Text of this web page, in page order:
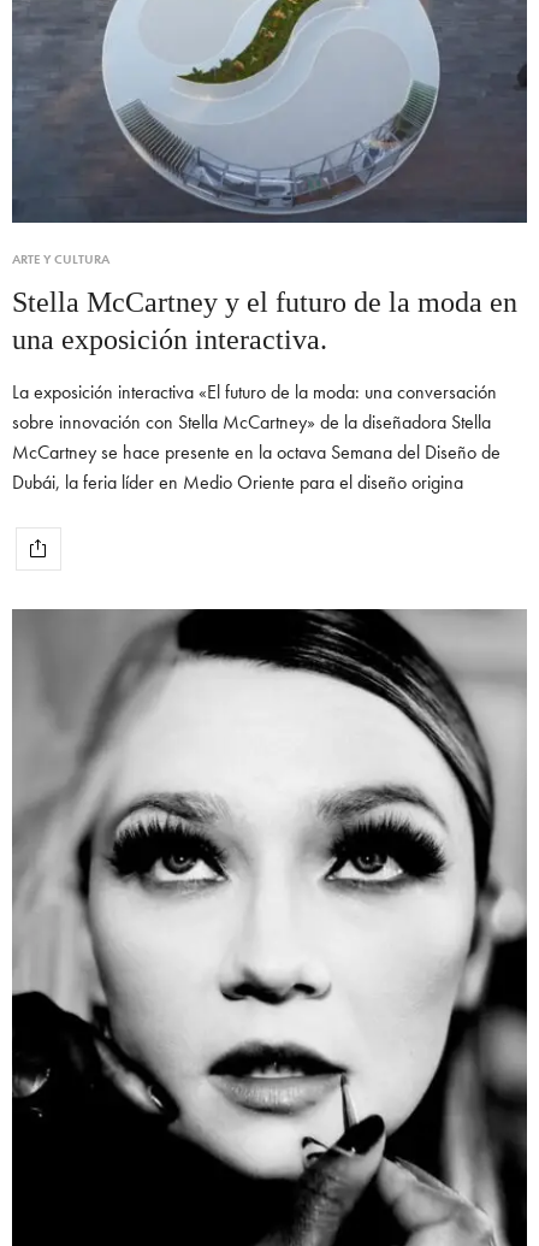
ARTE Y CULTURA
Stella McCartney y el futuro de la moda en
una exposición interactiva.
La exposición interactiva «El futuro de la moda: una conversación
sobre innovación con Stella McCartney» de la diseñadora Stella
McCartney se hace presente en la octava Semana del Diseño de
Dubái, la feria líder en Medio Oriente para el diseño origina